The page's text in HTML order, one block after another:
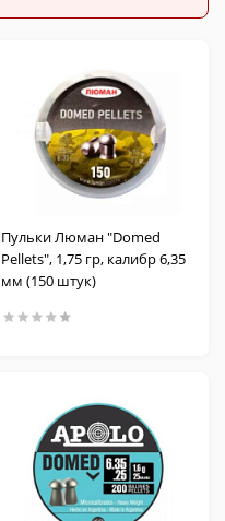
Пульки Люман "Domed
Pellets", 1,75 гр, калибр 6,35
мм (150 штук)